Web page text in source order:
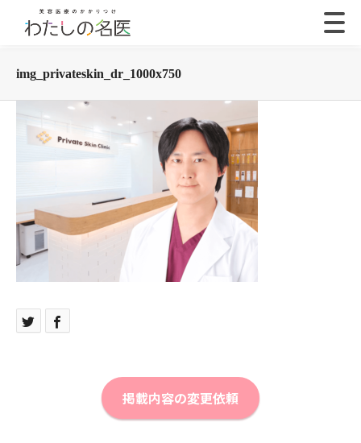
img_privateskin_dr_1000x750
掲載内容の変更依頼